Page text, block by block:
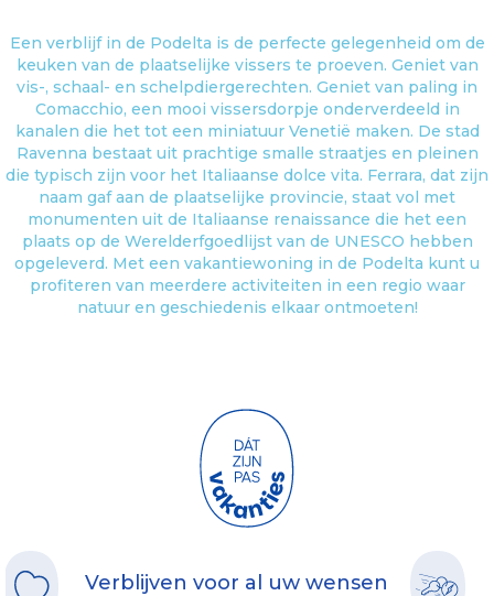
Een verblijf in de Podelta is de perfecte gelegenheid om de
keuken van de plaatselijke vissers te proeven. Geniet van
vis-, schaal- en schelpdiergerechten. Geniet van paling in
Comacchio, een mooi vissersdorpje onderverdeeld in
kanalen die het tot een miniatuur Venetië maken. De stad
Ravenna bestaat uit prachtige smalle straatjes en pleinen
die typisch zijn voor het Italiaanse dolce vita. Ferrara, dat zijn
naam gaf aan de plaatselijke provincie, staat vol met
monumenten uit de Italiaanse renaissance die het een
plaats op de Werelderfgoedlijst van de UNESCO hebben
opgeleverd. Met een vakantiewoning in de Podelta kunt u
profiteren van meerdere activiteiten in een regio waar
natuur en geschiedenis elkaar ontmoeten!
Verblijven voor al uw wensen